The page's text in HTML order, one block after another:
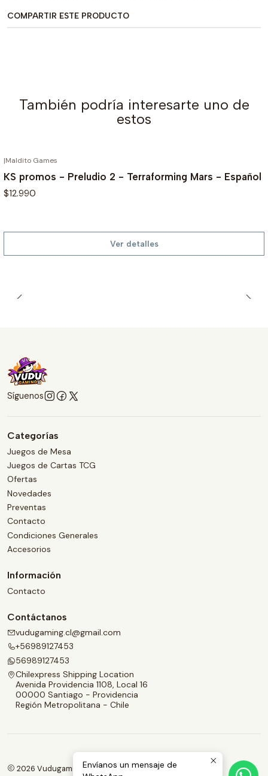
COMPARTIR ESTE PRODUCTO
También podría interesarte uno de
estos
|Maldito Games
KS promos - Preludio 2 - Terraforming Mars - Español
$12.990
Ver detalles
Síguenos
Categorías
Juegos de Mesa
Juegos de Cartas TCG
Ofertas
Novedades
Preventas
Contacto
Condiciones Generales
Accesorios
Información
Contacto
Contáctanos
vudugaming.cl@gmail.com
+56989127453
56989127453
Chilexpress Shipping Location
Avenida Providencia 1108, Local 16
00000 Santiago - Providencia
Región Metropolitana - Chile
2026 Vudugaming.Envíanos un mensaje de